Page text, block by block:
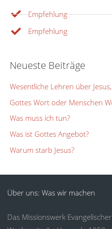
Empfehlung
Empfehlung
Neueste Beiträge
Wesentliche Lehren über
Gottes Wort oder Menschen
Was muss ich tun?
Was ist Gottes Angebot?
Warum starb Jesus?
Über uns: Was wir machen
Das Missionswerk